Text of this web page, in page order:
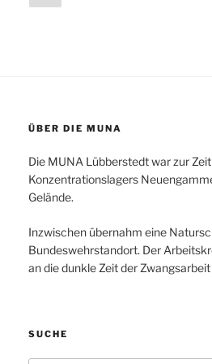
Seite
ÜBER DIE MUNA
Die MUNA Lübberstedt war zur
Konzentrationslagers
Gelände.
Inzwischen übernahm eine
Bundeswehrstandort. Der
an die dunkle Zeit der
SUCHE